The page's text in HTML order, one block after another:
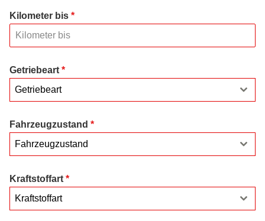
Kilometer bis *
Getriebeart *
Getriebeart
Fahrzeugzustand *
Fahrzeugzustand
Kraftstoffart *
Kraftstoffart